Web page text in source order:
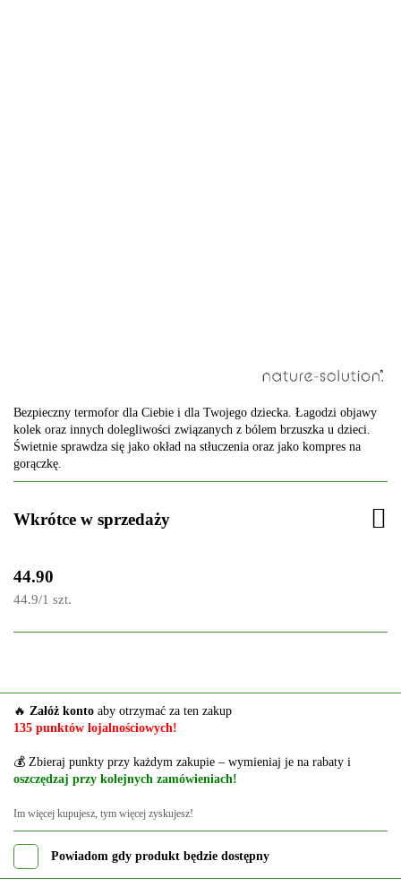
Bezpieczny termofor dla Ciebie i dla Twojego dziecka. Łagodzi objawy
kolek oraz innych dolegliwości związanych z bólem brzuszka u dzieci.
Świetnie sprawdza się jako okład na stłuczenia oraz jako kompres na
gorączkę.
Wkrótce w sprzedaży
44.90
44.9/1 szt.
🔥 Załóż konto aby otrzymać za ten zakup
135 punktów lojalnościowych!
💰 Zbieraj punkty przy każdym zakupie – wymieniaj je na rabaty i
oszczędzaj przy kolejnych zamówieniach!
Im więcej kupujesz, tym więcej zyskujesz!
Powiadom gdy produkt będzie dostępny